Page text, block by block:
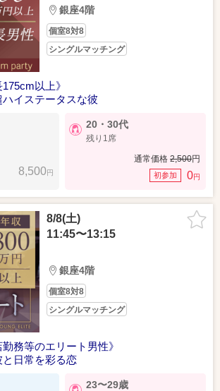
銀座4階
個室8対8
シングルマッチング
以上》
イステータスな彼
8,500円
20・30代
残り1席
通常価格 2,500円
初参加 0円
8/8(土)
11:45〜13:15
銀座4階
個室8対8
シングルマッチング
勤務等のエリート男性》
日常を彩る恋
23〜29歳